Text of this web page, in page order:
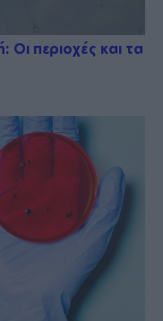
Οι περιοχές και τα